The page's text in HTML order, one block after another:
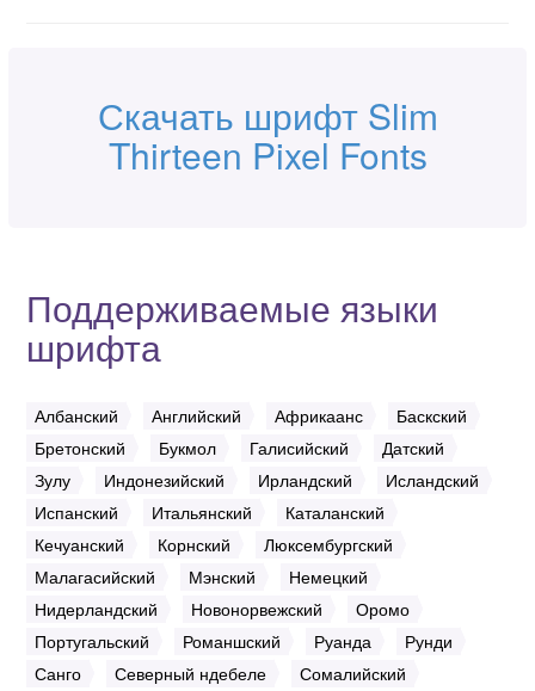
Скачать шрифт Slim
Thirteen Pixel Fonts
Поддерживаемые языки
шрифта
Албанский Английский Африкаанс
Баскский
Бретонский
Букмол Галисийский
Датский
Зулу
Индонезийский Ирландский
Исландский
Испанский
Итальянский
Каталанский
Кечуанский
Корнский
Люксембургский
Малагасийский
Мэнский
Немецкий
Нидерландский
Новонорвежский
Оромо
Португальский
Романшский Руанда
Рунди
Санго
Северный ндебеле
Сомалийский